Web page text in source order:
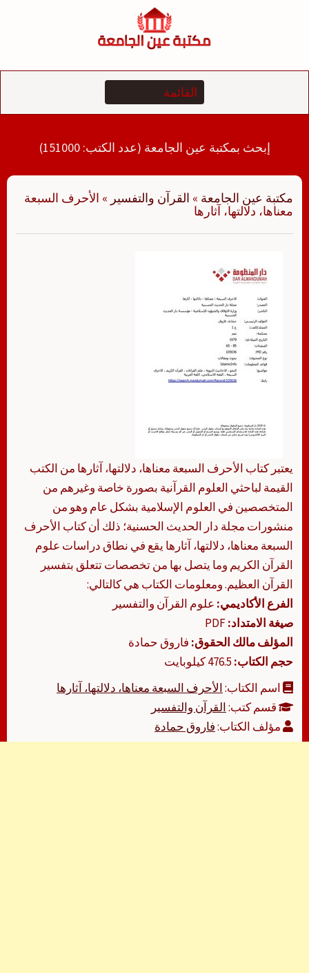
إبحث بمكتبة عين الجامعة (عدد الكتب: 151000)
مكتبة عين الجامعة » القرآن والتفسير » الأحرف السبعة
معناها، دلالتها، آثارها
يعتبر كتاب الأحرف السبعة معناها، دلالتها، آثارها من الكتب
القيمة لباحثي العلوم القرآنية بصورة خاصة وغيرهم من
المتخصصين في العلوم الإسلامية بشكل عام وهو من
منشورات مجلة دار الحديث الحسنية؛ ذلك أن كتاب الأحرف
السبعة معناها، دلالتها، آثارها يقع في نطاق دراسات علوم
القرآن الكريم وما يتصل بها من تخصصات تتعلق بتفسير
القرآن العظيم. ومعلومات الكتاب هي كالتالي:
الفرع الأكاديمي: علوم القرآن والتفسير
صيغة الامتداد:
المؤلف مالك الحقوق: فاروق حمادة
حجم الكتاب:
اسم الكتاب:الأحرف السبعة معناها، دلالتها، آثارها
قسم كتب:القرآن والتفسير
مؤلف الكتاب:فاروق حمادة